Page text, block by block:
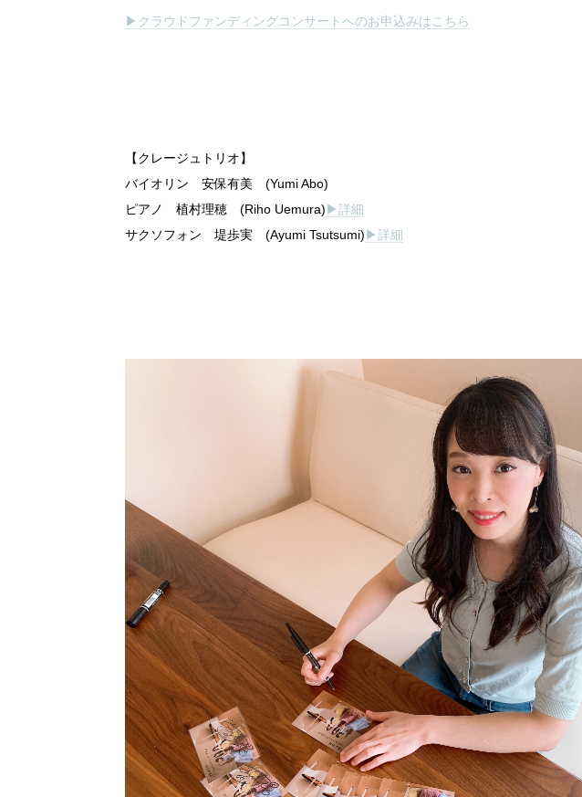
▶クラウドファンディングコンサートへのお申込みはこちら
【クレージュトリオ】
バイオリン 安保有美 (Yumi Abo)
ピアノ 植村理穂 (Riho Uemura)▶詳細
サクソフォン 堤歩実 (Ayumi Tsutsumi)▶︎詳細